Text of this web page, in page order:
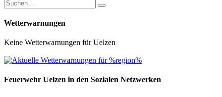
Wetterwarnungen
Keine Wetterwarnungen für Uelzen
Feuerwehr Uelzen in den Sozialen Netzwerken